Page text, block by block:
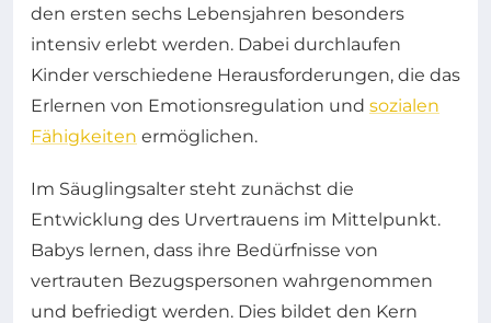
den ersten sechs Lebensjahren besonders
intensiv erlebt werden. Dabei durchlaufen
Kinder verschiedene Herausforderungen, die das
Erlernen von Emotionsregulation und sozialen
Fähigkeiten ermöglichen.
Im Säuglingsalter steht zunächst die
Entwicklung des Urvertrauens im Mittelpunkt.
Babys lernen, dass ihre Bedürfnisse von
vertrauten Bezugspersonen wahrgenommen
und befriedigt werden. Dies bildet den Kern